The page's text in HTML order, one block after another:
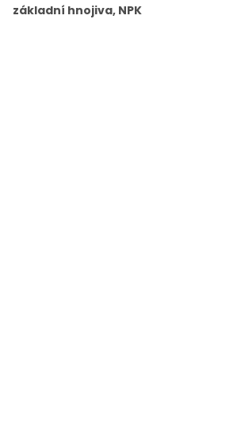
základní hnojiva, NPK